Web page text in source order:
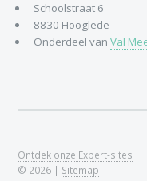
Schoolstraat 6
8830 Hooglede
Onderdeel van Val
Ontdek onze Expert-sites
© 2026 | Sitemap